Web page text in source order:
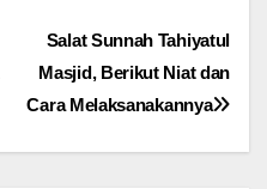
Salat Sunnah Tahiyatul
Masjid, Berikut Niat dan
Cara Melaksanakannya